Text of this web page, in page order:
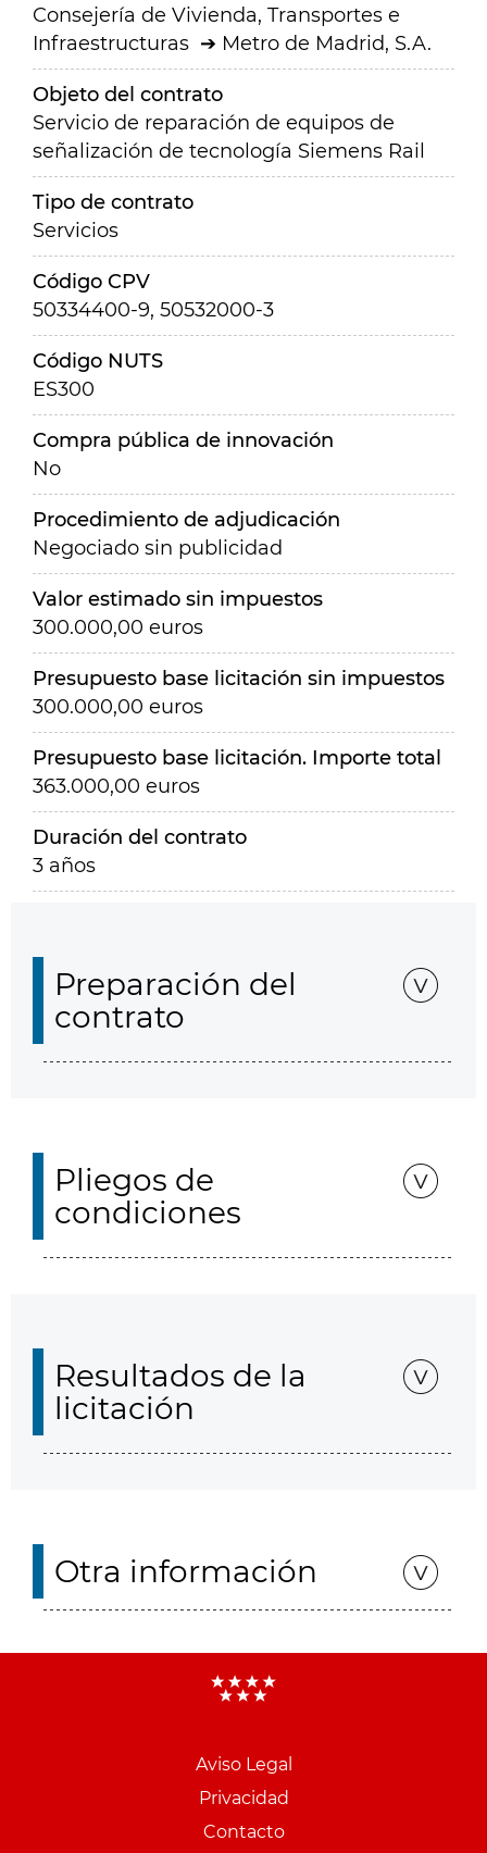
Consejería de Vivienda, Transportes e
Infraestructuras
Metro de Madrid, S.A.
Objeto del contrato
Servicio de reparación de equipos de
señalización de tecnología Siemens Rail
Tipo de contrato
Servicios
Código CPV
50334400-9, 50532000-3
Código NUTS
ES300
Compra pública de innovación
No
Procedimiento de adjudicación
Negociado sin publicidad
Valor estimado sin impuestos
300.000,00 euros
Presupuesto base licitación sin impuestos
300.000,00 euros
Presupuesto base licitación. Importe total
363.000,00 euros
Duración del contrato
3 años
Preparación del
contrato
Pliegos de
condiciones
Resultados de la
licitación
Otra información
Aviso Legal
Privacidad
Contacto